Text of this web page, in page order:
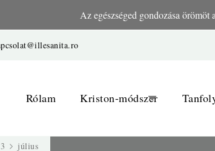
Az egészséged gondozása örömöt
Rólam Kriston-módszer
július